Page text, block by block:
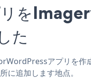
を
た
アプリを
に追加します地点。